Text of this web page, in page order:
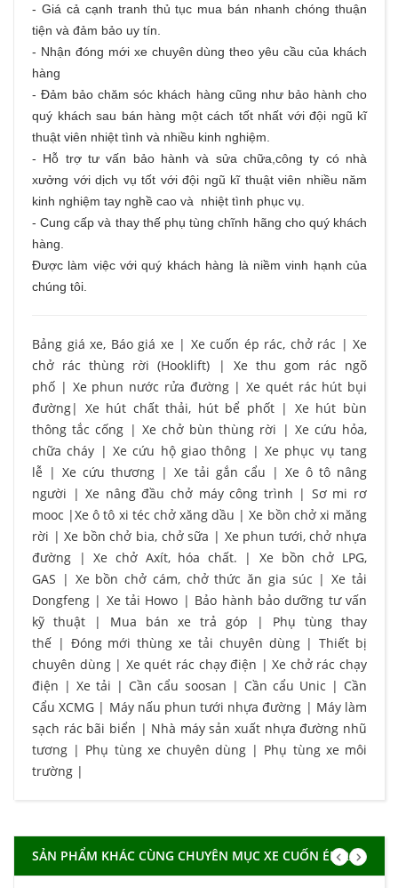
- Giá cả cạnh tranh thủ tục mua bán nhanh chóng thuận
tiện và đảm bảo uy tín.
- Nhận đóng mới xe chuyên dùng theo yêu cầu của khách
hàng
- Đảm bảo chăm sóc khách hàng cũng như bảo hành cho
quý khách sau bán hàng một cách tốt nhất với đội ngũ kĩ
thuật viên nhiệt tình và nhiều kinh nghiệm.
- Hỗ trợ tư vấn bảo hành và sửa chữa,công ty có nhà
xưởng với dịch vụ tốt với đội ngũ kĩ thuật viên nhiều năm
kinh nghiệm tay nghề cao và nhiệt tình phục vụ.
- Cung cấp và thay thế phụ tùng chĩnh hãng cho quý khách
hàng.
Được làm việc với quý khách hàng là niềm vinh hạnh của
chúng tôi.
Bảng giá xe, Báo giá xe | Xe cuốn ép rác, chở rác | Xe
chở rác thùng rời (Hooklift) | Xe thu gom rác ngõ
phố | Xe phun nước rửa đường| Xe quét rác hút bụi
đường| Xe hút chất thải, hút bể phốt| Xe hút bùn
thông tắc cống | Xe chở bùn thùng rời | Xe cứu hỏa,
chữa cháy |Xe cứu hộ giao thông |Xe phục vụ tang
lễ | Xe cứu thương | Xe tải gắn cẩu | Xe ô tô nâng
người |Xe nâng đầu chở máy công trình | Sơ mi rơ
mooc |Xe ô tô xi téc chở xăng dầu |Xe bồn chở xi măng
rời |Xe bồn chở bia, chở sữa | Xe phun tưới, chở nhựa
đường |Xe chở Axít, hóa chất. |Xe bồn chở LPG,
GAS | Xe bồn chở cám, chở thức ăn gia súc |Xe tải
Dongfeng | Xe tải Howo | Bảo hành bảo dưỡng tư vấn
kỹ thuật | Mua bán xe trả góp | Phụ tùng thay
thế | Đóng mới thùng xe tải chuyên dùng|Thiết bị
chuyên dùng| Xe quét rác chạy điện |Xe chở rác chạy
điện |Xe tải | Cần cẩu soosan | Cần cẩu Unic | Cần
Cẩu XCMG | Máy nấu phun tưới nhựa đường | Máy làm
sạch rác bãi biển | Nhà máy sản xuất nhựa đường nhũ
tương | Phụ tùng xe chuyên dùng | Phụ tùng xe môi
trường |
SẢN PHẨM KHÁC CÙNG CHUYÊN MỤC XE CUỐN ÉP RÁC